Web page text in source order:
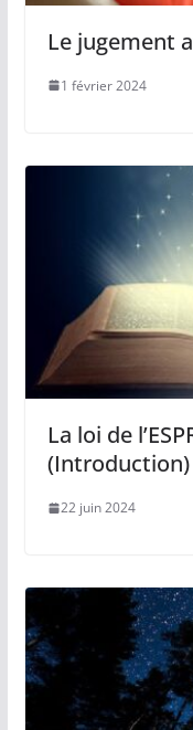
Le jugement
1 février 2024
La loi de
(Introduction)
22 juin 2024